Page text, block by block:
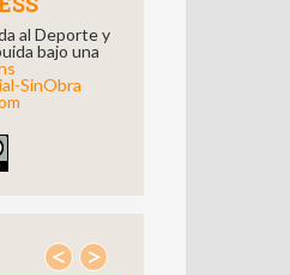
al Deporte y
bajo una
SinObra
< >